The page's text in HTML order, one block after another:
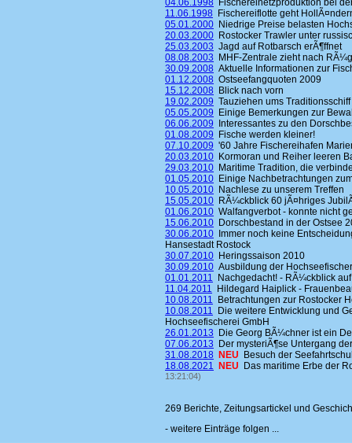
04.06.1998 Fischereinetzproduktion bei
11.06.1998 Fischereiflotte geht
05.01.2000 Niedrige Preise belasten
20.03.2000 Rostocker Trawler unter
25.03.2003 Jagd auf Rotbarsch erÃ¶ffnet
08.08.2003 MHF-Zentrale zieht nach
30.09.2008 Aktuelle Informationen zur
01.12.2008 Ostseefangquoten 2009
15.12.2008 Blick nach vorn
19.02.2009 Tauziehen ums Traditionsschiff
05.05.2009 Einige Bemerkungen zur
06.06.2009 Interessantes zu den
01.08.2009 Fische werden kleiner!
07.10.2009 '60 Jahre Fischereihafen
20.03.2010 Kormoran und Reiher leeren
29.03.2010 Maritime Tradition, die
01.05.2010 Einige Nachbetrachtungen
10.05.2010 Nachlese zu unserem Treffen
15.05.2010 RÃ¼ckblick 60 jÃ¤hriges
01.06.2010 Walfangverbot - konnte nicht
15.06.2010 Dorschbestand in der Ostsee
30.06.2010 Immer noch keine
Hansestadt Rostock
30.07.2010 Heringssaison 2010
30.09.2010 Ausbildung der
01.01.2011 Nachgedacht! - RÃ¼ckblick
11.04.2011 Hildegard Haiplick -
10.08.2011 Betrachtungen zur Rostocker
10.08.2011 Die weitere Entwicklung und
Hochseefischerei GmbH
26.01.2013 Die Georg BÃ¼chner ist ein
07.06.2013 Der mysteriÃ¶se Untergang
31.08.2018 NEU Besuch der
18.08.2021
NEU Das maritime Erbe der
13:21:04)
269 Berichte, Zeitungsartickel und
- weitere Einträge folgen ...